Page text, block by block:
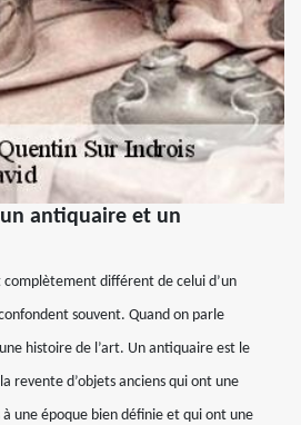
antiquaire et un
différent de celui d’un
souvent. Quand on parle
histoire de l’art. Un antiquaire est le
revente d’objets anciens qui ont une
une époque bien définie et qui ont une